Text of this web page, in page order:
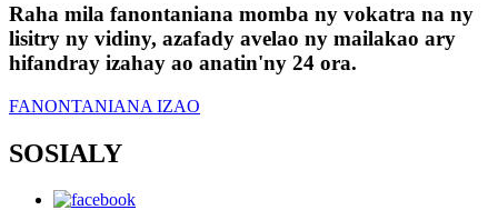
Raha mila fanontaniana momba ny vokatra na ny
lisitry ny vidiny, azafady avelao ny mailakao ary
hifandray izahay ao anatin'ny 24 ora.
FANONTANIANA IZAO
SOSIALY